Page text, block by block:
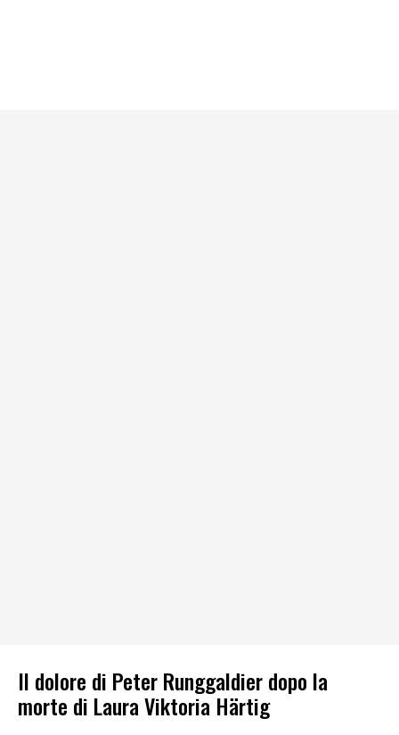
Il dolore di Peter Runggaldier dopo la
morte di Laura Viktoria Härtig